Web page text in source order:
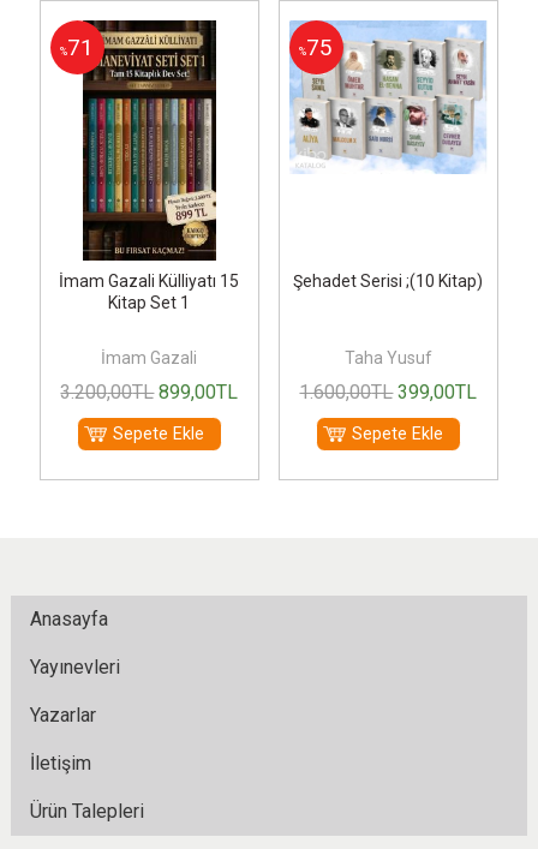
%71
İmam Gazali Külliyatı 15
Kitap Set 1
İmam Gazali
3.200,00TL 899,00TL
Sepete Ekle
%75
Şehadet Serisi ;(10 Kitap)
Taha Yusuf
1.600,00TL 399,00TL
Sepete Ekle
Anasayfa
Yayınevleri
Yazarlar
İletişim
Ürün Talepleri